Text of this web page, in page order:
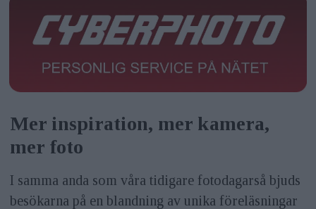
Mer inspiration, mer kamera,
mer foto
I samma anda som våra tidigare fotodagarså bjuds
besökarna på en blandning av unika föreläsningar